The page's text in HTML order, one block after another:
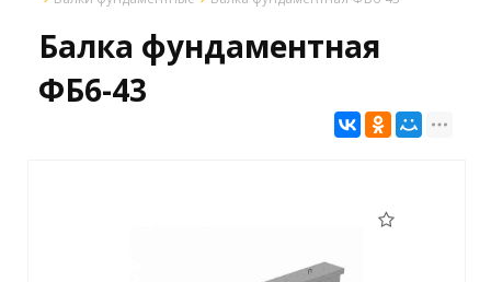
Балка фундаментная
ФБ6-43